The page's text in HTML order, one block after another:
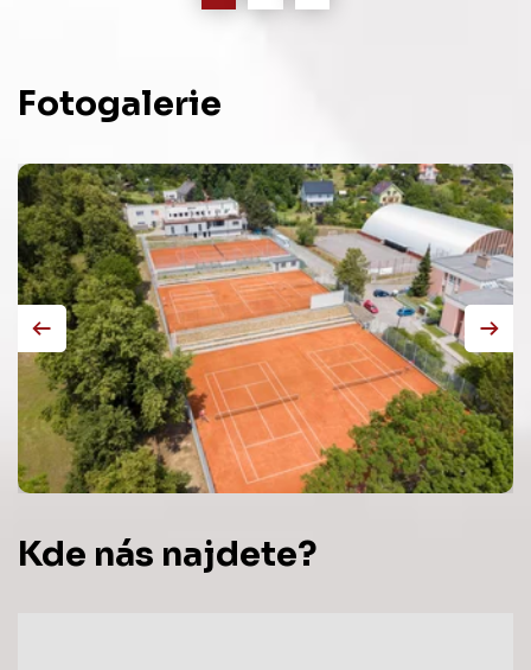
Fotogalerie
Kde nás najdete?